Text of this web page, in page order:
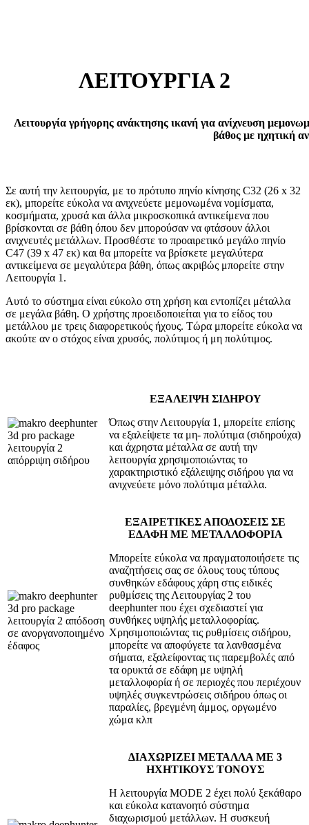
ΛΕΙΤΟΥΡΓΙΑ 2
Λειτουργία γρήγορης ανάκτησης ικανή για ανίχνευση
βάθος με ηχητική
Σε αυτή την λειτουργία, με το πρότυπο πηνίο κίνησης C32 (26 x 32
εκ), μπορείτε εύκολα να ανιχνεύετε μεμονωμένα νομίσματα,
κοσμήματα, χρυσά και άλλα μικροσκοπικά αντικείμενα που
βρίσκονται σε βάθη όπου δεν μπορούσαν να φτάσουν άλλοι
ανιχνευτές μετάλλων. Προσθέστε το προαιρετικό μεγάλο πηνίο
C47 (39 x 47 εκ) και θα μπορείτε να βρίσκετε μεγαλύτερα
αντικείμενα σε μεγαλύτερα βάθη, όπως ακριβώς μπορείτε στην
Λειτουργία 1.
Αυτό το σύστημα είναι εύκολο στη χρήση και εντοπίζει μέταλλα
σε μεγάλα βάθη. Ο χρήστης προειδοποιείται για το είδος του
μετάλλου με τρεις διαφορετικούς ήχους. Τώρα μπορείτε εύκολα να
ακούτε αν ο στόχος είναι χρυσός, πολύτιμος ή μη πολύτιμος.
ΕΞΑΛΕΙΨΗ ΣΙΔΗΡΟΥ
Όπως στην Λειτουργία 1, μπορείτε επίσης
να εξαλείψετε τα μη- πολύτιμα (σιδηρούχα)
και άχρηστα μέταλλα σε αυτή την
λειτουργία χρησιμοποιώντας το
χαρακτηριστικό εξάλειψης σιδήρου για να
ανιχνεύετε μόνο πολύτιμα μέταλλα.
ΕΞΑΙΡΕΤΙΚΕΣ ΑΠΟΔΟΣΕΙΣ ΣΕ
ΕΔΑΦΗ ΜΕ ΜΕΤΑΛΛΟΦΟΡΙΑ
Μπορείτε εύκολα να πραγματοποιήσετε τις
αναζητήσεις σας σε όλους τους τύπους
συνθηκών εδάφους χάρη στις ειδικές
ρυθμίσεις της Λειτουργίας 2 του
deephunter που έχει σχεδιαστεί για
συνθήκες υψηλής μεταλλοφορίας.
Χρησιμοποιώντας τις ρυθμίσεις σιδήρου,
μπορείτε να αποφύγετε τα λανθασμένα
σήματα, εξαλείφοντας τις παρεμβολές από
τα ορυκτά σε εδάφη με υψηλή
μεταλλοφορία ή σε περιοχές που περιέχουν
υψηλές συγκεντρώσεις σιδήρου όπως οι
παραλίες, βρεγμένη άμμος, οργωμένο
χώμα κλπ
ΔΙΑΧΩΡΙΖΕΙ ΜΕΤΑΛΛΑ ΜΕ 3
ΗΧΗΤΙΚΟΥΣ ΤΟΝΟΥΣ
Η λειτουργία MODE 2 έχει πολύ ξεκάθαρο
και εύκολα κατανοητό σύστημα
διαχωρισμού μετάλλων. Η συσκευή